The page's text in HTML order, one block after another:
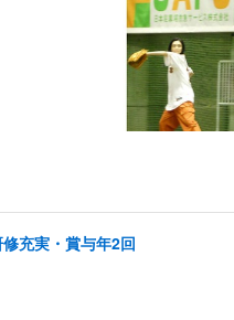
充実・賞与年2回